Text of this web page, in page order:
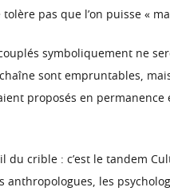
tolère pas que l’on puisse «
symboliquement ne
sont empruntables,
proposés en permanence
il du crible : c’est le tandem
anthropologues, les